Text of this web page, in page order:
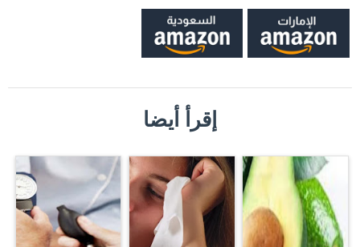
إقرأ أيضا